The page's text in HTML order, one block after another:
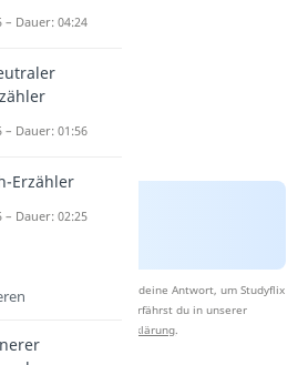
speichern wir deine Antwort, um Studyflix
verbessern. Mehr dazu erfährst du in unserer
Datenschutzerklärung.
– Dauer: 04:24
– Dauer: 01:56
Erzähler
– Dauer: 02:25